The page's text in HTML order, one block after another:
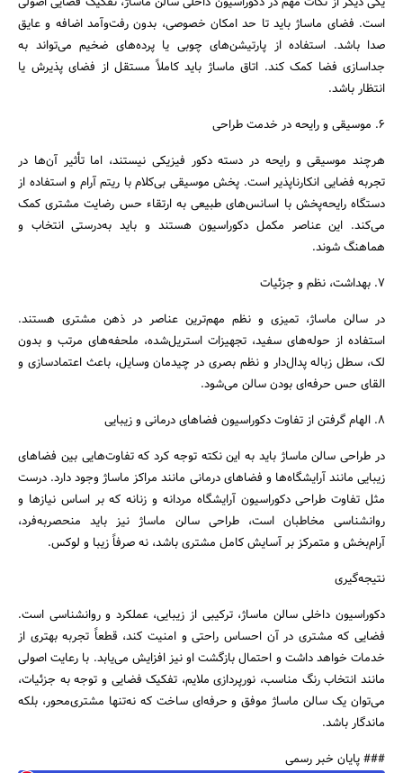
است. فضای ماساژ باید تا حد امکان خصوصی، بدون رفت‌وآمد اضافه و عایق
صدا باشد. استفاده از پارتیشن‌های چوبی یا پرده‌های ضخیم می‌تواند به
جداسازی فضا کمک کند. اتاق ماساژ باید کاملاً مستقل از فضای پذیرش یا
انتظار باشد.
۶. موسیقی و رایحه در خدمت طراحی
هرچند موسیقی و رایحه در دسته دکور فیزیکی نیستند، اما تأثیر آن‌ها در
تجربه فضایی انکارناپذیر است. پخش موسیقی بی‌کلام با ریتم آرام و استفاده از
دستگاه رایحه‌پخش با اسانس‌های طبیعی به ارتقاء حس رضایت مشتری کمک
می‌کند. این عناصر مکمل دکوراسیون هستند و باید به‌درستی انتخاب و
هماهنگ شوند.
۷. بهداشت، نظم و جزئیات
در سالن ماساژ، تمیزی و نظم مهم‌ترین عناصر در ذهن مشتری هستند.
استفاده از حوله‌های سفید، تجهیزات استریل‌شده، ملحفه‌های مرتب و بدون
لک، سطل زباله پدال‌دار و نظم بصری در چیدمان وسایل، باعث اعتمادسازی و
القای حس حرفه‌ای بودن سالن می‌شود.
۸. الهام گرفتن از تفاوت دکوراسیون فضاهای درمانی و زیبایی
در طراحی سالن ماساژ باید به این نکته توجه کرد که تفاوت‌هایی بین فضاهای
زیبایی مانند آرایشگاه‌ها و فضاهای درمانی مانند مراکز ماساژ وجود دارد. درست
مثل تفاوت طراحی دکوراسیون آرایشگاه مردانه و زنانه که بر اساس نیازها و
روانشناسی مخاطبان است، طراحی سالن ماساژ نیز باید منحصربه‌فرد،
آرام‌بخش و متمرکز بر آسایش کامل مشتری باشد، نه صرفاً زیبا و لوکس.
نتیجه‌گیری
دکوراسیون داخلی سالن ماساژ، ترکیبی از زیبایی، عملکرد و روانشناسی است.
فضایی که مشتری در آن احساس راحتی و امنیت کند، قطعاً تجربه بهتری از
خدمات خواهد داشت و احتمال بازگشت او نیز افزایش می‌یابد. با رعایت اصولی
مانند انتخاب رنگ مناسب، نورپردازی ملایم، تفکیک فضایی و توجه به جزئیات،
می‌توان یک سالن ماساژ موفق و حرفه‌ای ساخت که نه‌تنها مشتری‌محور، بلکه
ماندگار باشد.
### پایان خبر رسمی